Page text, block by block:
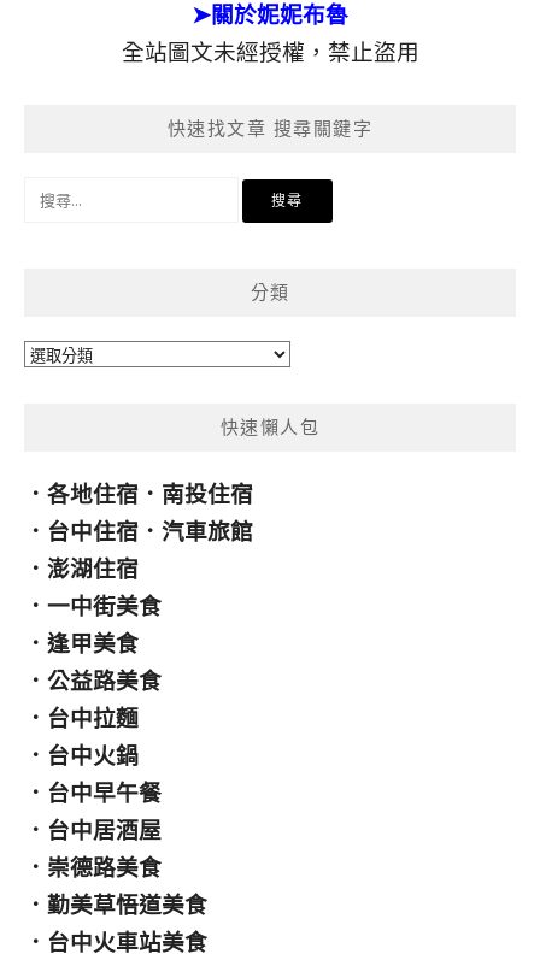
➤關於妮妮布魯
全站圖文未經授權，禁止盜用
快速找文章 搜尋關鍵字
分類
分
快速懶人包
． 各地住宿 ． 南投住宿
． 台中住宿 ． 汽車旅館
． 澎湖住宿
． 一中街美食
． 逢甲美食
． 公益路美食
． 台中拉麵
． 台中火鍋
． 台中早午餐
． 台中居酒屋
． 崇德路美食
． 勤美草悟道美食
． 台中火車站美食